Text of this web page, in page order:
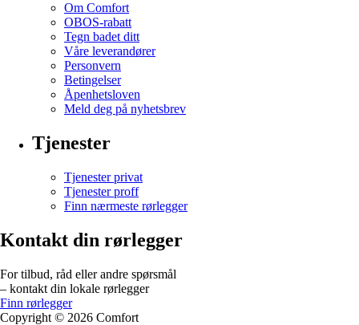
Om Comfort
OBOS-rabatt
Tegn badet ditt
Våre leverandører
Personvern
Betingelser
Åpenhetsloven
Meld deg på nyhetsbrev
Tjenester
Tjenester privat
Tjenester proff
Finn nærmeste rørlegger
Kontakt din rørlegger
For tilbud, råd eller andre spørsmål
– kontakt din lokale rørlegger
Finn rørlegger
Copyright © 2026 Comfort